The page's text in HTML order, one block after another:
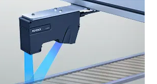
ご相談・お問い合わせ